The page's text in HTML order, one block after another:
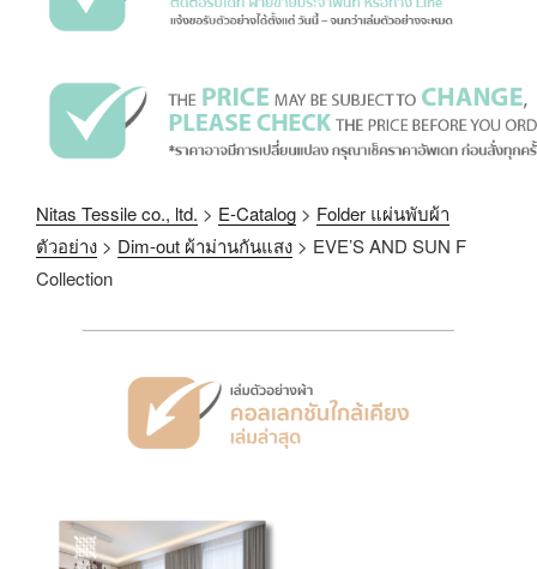
Nitas Tessile co., ltd. > E-Catalog > Folder แผ่นพับผ้า
ตัวอย่าง > Dim-out ผ้าม่านกันแสง > EVE’S AND SUN F
Collection